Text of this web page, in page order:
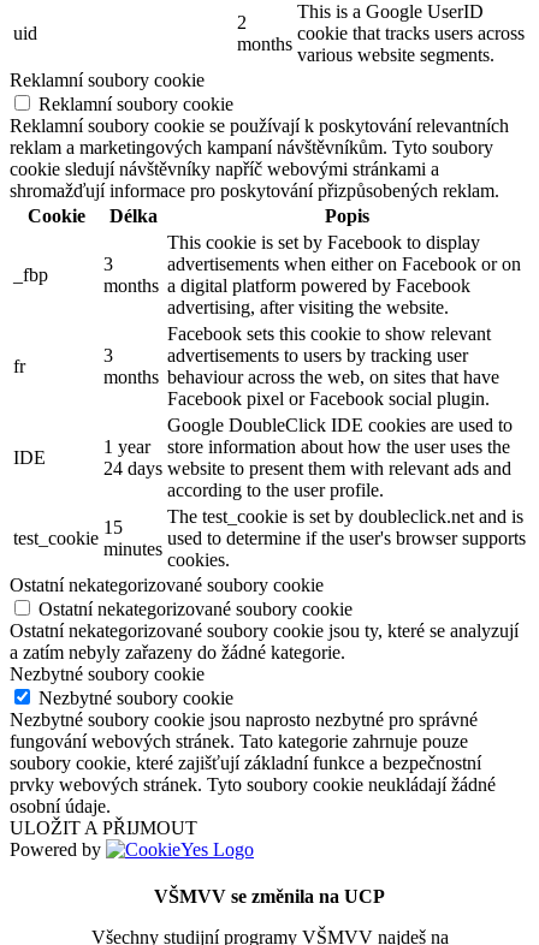
uid
2
months
This is a Google UserID
cookie that tracks users across
various website segments.
Reklamní soubory cookie
Reklamní soubory cookie
Reklamní soubory cookie se používají k poskytování relevantních
reklam a marketingových kampaní návštěvníkům. Tyto soubory
cookie sledují návštěvníky napříč webovými stránkami a
shromažďují informace pro poskytování přizpůsobených reklam.
Cookie
Délka Popis
_fbp
3
months
This cookie is set by Facebook to display
advertisements when either on Facebook or on
a digital platform powered by Facebook
advertising, after visiting the website.
fr
3
months
Facebook sets this cookie to show relevant
advertisements to users by tracking user
behaviour across the web, on sites that have
Facebook pixel or Facebook social plugin.
IDE
1 year
24 days
Google DoubleClick IDE cookies are used to
store information about how the user uses the
website to present them with relevant ads and
according to the user profile.
test_cookie
15
minutes
The test_cookie is set by doubleclick.net and is
used to determine if the user's browser supports
cookies.
Ostatní nekategorizované soubory cookie
Ostatní nekategorizované soubory cookie
Ostatní nekategorizované soubory cookie jsou ty, které se analyzují
a zatím nebyly zařazeny do žádné kategorie.
Nezbytné soubory cookie
Nezbytné soubory cookie
Nezbytné soubory cookie jsou naprosto nezbytné pro správné
fungování webových stránek. Tato kategorie zahrnuje pouze
soubory cookie, které zajišťují základní funkce a bezpečnostní
prvky webových stránek. Tyto soubory cookie neukládají žádné
osobní údaje.
ULOŽIT A PŘIJMOUT
Powered by
VŠMVV se změnila na UCP
Všechny studijní programy VŠMVV najdeš na